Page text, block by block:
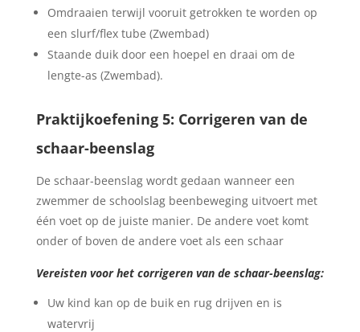
Omdraaien terwijl vooruit getrokken te worden op
een slurf/flex tube (Zwembad)
Staande duik door een hoepel en draai om de
lengte-as (Zwembad).
Praktijkoefening 5: Corrigeren van de
schaar-beenslag
De schaar-beenslag wordt gedaan wanneer een
zwemmer de schoolslag beenbeweging uitvoert met
één voet op de juiste manier. De andere voet komt
onder of boven de andere voet als een schaar
Vereisten voor het corrigeren van de schaar-beenslag:
Uw kind kan op de buik en rug drijven en is
watervrij